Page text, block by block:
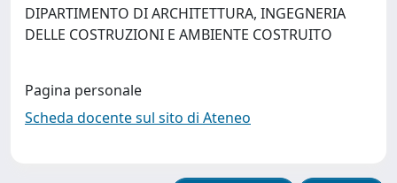
DIPARTIMENTO DI ARCHITETTURA, INGEGNERIA
DELLE COSTRUZIONI E AMBIENTE COSTRUITO
Pagina personale
Scheda docente sul sito di Ateneo